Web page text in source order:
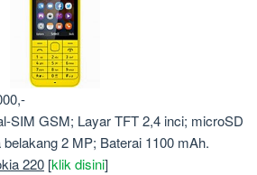
SIM GSM; Layar TFT 2,4 inci; microSD
2 MP; Baterai 1100 mAh.
220 [klik disini]